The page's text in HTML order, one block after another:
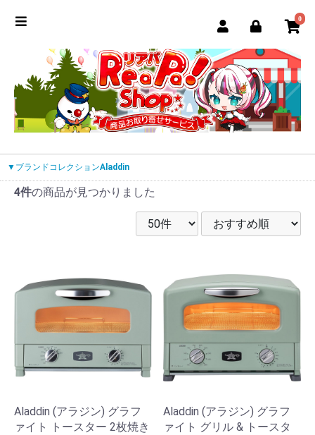
0
▼ブランドコレクションAladdin
4件の商品が見つかりました
Aladdin (アラジン) グラフ
ァイト トースター 2枚焼き
Aladdin (アラジン) グラフ
ァイト グリル & トースタ